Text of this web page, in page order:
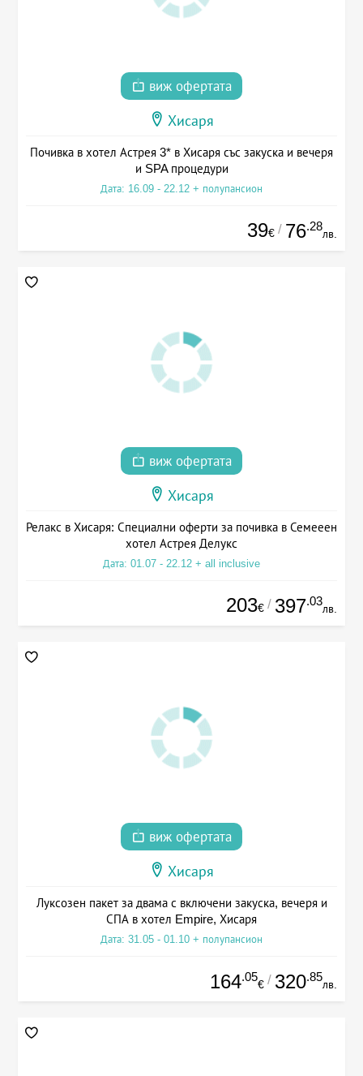
виж офертата
Хисаря
Почивка в хотел Астрея 3* в Хисаря със закуска и вечеря
и SPA процедури
Дата: 16.09 - 22.12 + полупансион
39€ / 76.28
лв.
виж офертата
Хисаря
Релакс в Хисаря: Специални оферти за почивка в Семееен
хотел Астрея Делукс
Дата: 01.07 - 22.12 + all inclusive
203€ / 397.03
лв.
виж офертата
Хисаря
Луксозен пакет за двама с включени закуска, вечеря и
СПА в хотел Empire, Хисаря
Дата: 31.05 - 01.10 + полупансион
164.05
€ / 320.85
лв.